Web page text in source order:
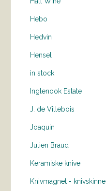
Hebo
Hedvin
Hensel
in stock
Inglenook Estate
J. de Villebois
Joaquin
Julien Braud
Keramiske knive
Knivmagnet - knivskinne